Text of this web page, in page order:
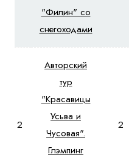
"Филин" со
снегоходами
2
Авторский
тур
"Красавицы
Усьва и
Чусовая".
Глэмпинг
2